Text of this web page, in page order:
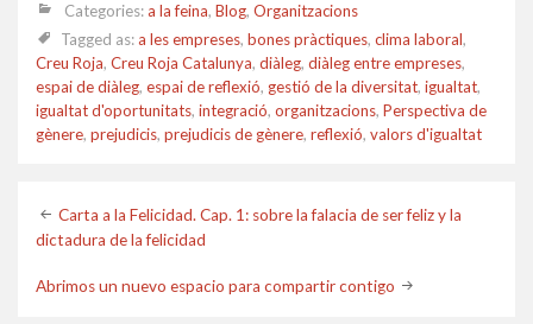
Categories:a la feina, Blog, Organitzacions
Tagged as:a les empreses, bones pràctiques, clima laboral,
Creu Roja, Creu Roja Catalunya, diàleg, diàleg entre empreses,
espai de diàleg, espai de reflexió, gestió de la diversitat, igualtat,
igualtat d'oportunitats, integració, organitzacions, Perspectiva de
gènere, prejudicis, prejudicis de gènere, reflexió, valors d'igualtat
Post
navigation
Carta a la Felicidad. Cap. 1: sobre la falacia de ser feliz y la
dictadura de la felicidad
Abrimos un nuevo espacio para compartir contigo